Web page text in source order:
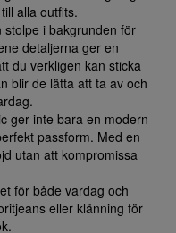
alla outfits.
stolpe i bakgrunden för
detaljerna ger en
du verkligen kan sticka
blir de lätta att ta av och
ger inte bara en modern
passform. Med en
utan att kompromissa
för både vardag och
eller klänning för